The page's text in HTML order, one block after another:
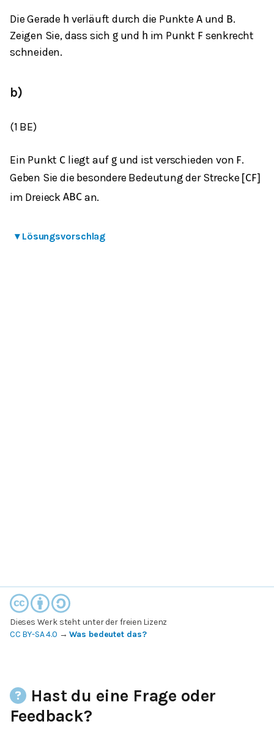
Die Gerade h verläuft durch die Punkte Aund B.
Zeigen Sie, dass sich gund h im Punkt Fsenkrecht
schneiden.
b)
(1 BE)
Ein Punkt C liegt auf gund ist verschieden von F.
Geben Sie die besondere Bedeutung der Strecke [CF]
im Dreieck ABCan.
▾ Lösungsvorschlag
Dieses Werk steht unter der freien Lizenz
CC BY-SA 4.0 →Was bedeutet das?
Hast du eine Frage oder
Feedback?